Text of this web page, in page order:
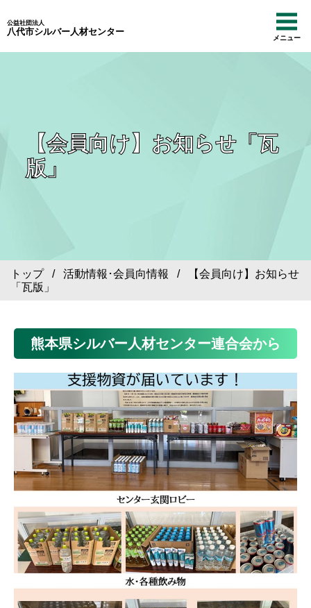
公益社団法人
八代市シルバー人材センター
メニュー
【会員向け】お知らせ「瓦
版」
トップ/ 活動情報･会員向情報
/ 【会員向け】お知らせ
「瓦版」
熊本県シルバー人材センター連合会から